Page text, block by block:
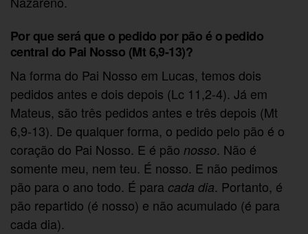
Por que será que o pedido por pão é o pedido
central do Pai Nosso (Mt 6,9-13)?
Na forma do Pai Nosso em Lucas, temos dois
pedidos antes e dois depois (Lc 11,2-4). Já em
Mateus, são três pedidos antes e três depois (Mt
6,9-13). De qualquer forma, o pedido pelo pão é o
coração do Pai Nosso. E é pãonosso. Não é
somente meu, nem teu. É nosso. E não pedimos
pão para o ano todo. É paracada dia. Portanto, é
pão repartido (é nosso) e não acumulado (é para
cada dia).